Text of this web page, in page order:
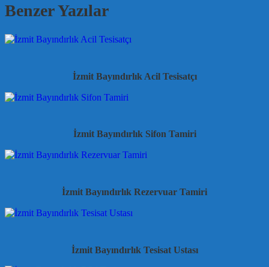
Benzer Yazılar
İzmit Bayındırlık Acil Tesisatçı
İzmit Bayındırlık Sifon Tamiri
İzmit Bayındırlık Rezervuar Tamiri
İzmit Bayındırlık Tesisat Ustası